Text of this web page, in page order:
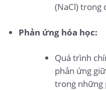
(NaCl) trong
Phản ứng hóa học:
Quá trình
phản ứng
trong những